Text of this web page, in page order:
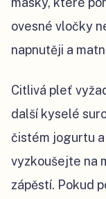
ovesné vločky
napnutěji a
Citlivá pleť
další kyselé
čistém jogurtu
vyzkoušejte na
zápěstí. Pokud